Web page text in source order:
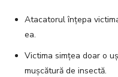
Atacatorul înțepa
ea.
Victima simțea doar o
mușcătură de insectă.